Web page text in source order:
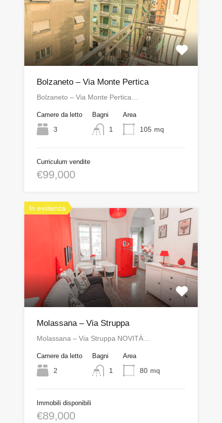
Bolzaneto – Via Monte Pertica
Bolzaneto – Via Monte Pertica…
Camere da letto
3
Bagni
1
Area
105 mq
Curriculum vendite
€99,000
In evidenza
Molassana – Via Struppa
Molassana – Via Struppa NOVITÀ…
Camere da letto
2
Bagni
1
Area
80 mq
Immobili disponibili
€89,000